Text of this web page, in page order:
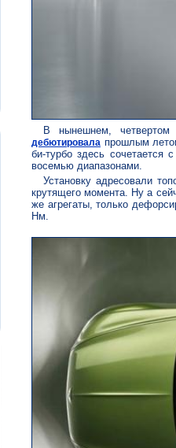
В нынешнем, четвертом
дебютировала прошлым
би-турбо здесь сочетается
восемью диапазонами.
Установку адресовали
крутящего момента. Ну а
же агрегаты, только
Нм.